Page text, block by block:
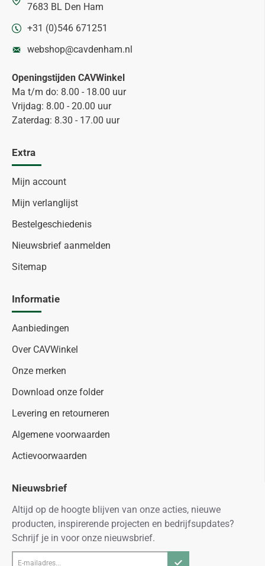
7683 BL Den Ham
+31 (0)546 671251
webshop@cavdenham.nl
Openingstijden CAVWinkel
Ma t/m do: 8.00 - 18.00 uur
Vrijdag: 8.00 - 20.00 uur
Zaterdag: 8.30 - 17.00 uur
Extra
Mijn account
Mijn verlanglijst
Bestelgeschiedenis
Nieuwsbrief aanmelden
Sitemap
Informatie
Aanbiedingen
Over CAVWinkel
Onze merken
Download onze folder
Levering en retourneren
Algemene voorwaarden
Actievoorwaarden
Nieuwsbrief
Altijd op de hoogte blijven van onze acties, nieuwe
producten, inspirerende projecten en bedrijfsupdates?
Schrijf je in voor onze nieuwsbrief.